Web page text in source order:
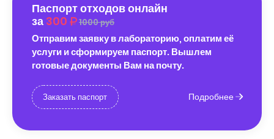
Паспорт отходов онлайн
за 300 1000 руб
Отправим заявку в лабораторию, оплатим её
услуги и сформируем паспорт. Вышлем
готовые документы Вам на почту.
Заказать паспорт Подробнее